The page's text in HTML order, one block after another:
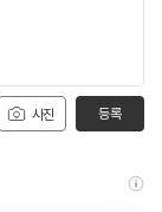
사진 등록